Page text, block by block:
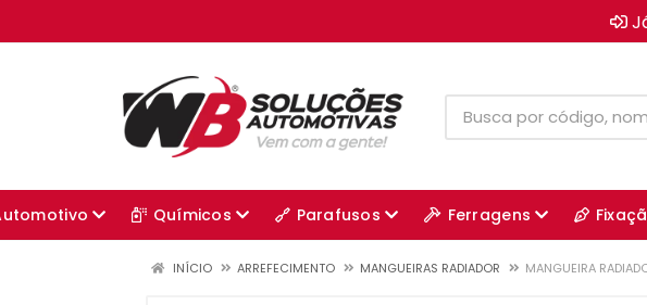
Químicos Parafusos Ferragens
INÍCIO ARREFECIMENTO MANGUEIRAS RADIADOR MANGUEIRA